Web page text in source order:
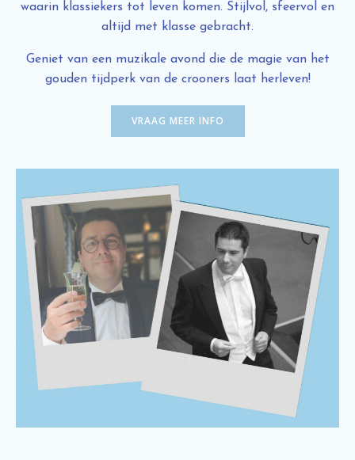
waarin klassiekers tot leven komen. Stijlvol, sfeervol en
altijd met klasse gebracht.
Geniet van een muzikale avond die de magie van het
gouden tijdperk van de crooners laat herleven!
VRAAG MEER INFO